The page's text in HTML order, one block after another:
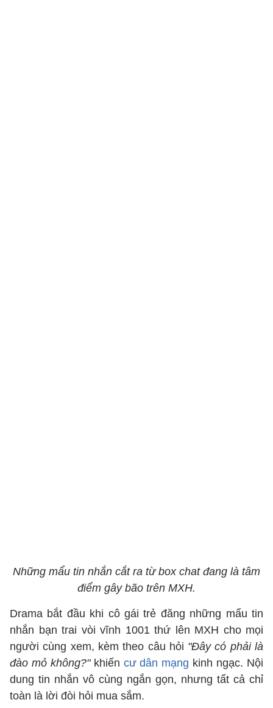
Những mẩu tin nhắn cắt ra từ box chat đang là tâm
điểm gây bão trên MXH.
Drama bắt đầu khi cô gái trẻ đăng những mẩu tin
nhắn bạn trai vòi vĩnh 1001 thứ lên MXH cho mọi
người cùng xem, kèm theo câu hỏi "Đây có phải là
đào mỏ không?"khiến cư dân mạng kinh ngạc. Nội
dung tin nhắn vô cùng ngắn gọn, nhưng tất cả chỉ
toàn là lời đòi hỏi mua sắm.